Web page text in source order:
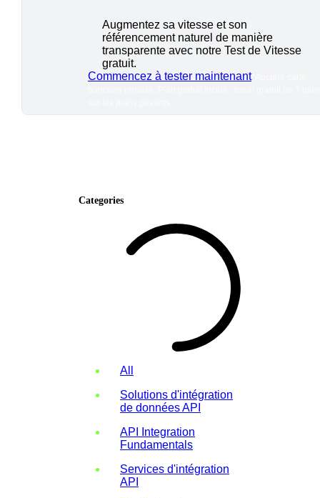
Augmentez sa vitesse et son
référencement naturel de manière
transparente avec notre Test de Vitesse
gratuit.
Commencez à tester maintenant*Aucune carte
Categories
All
Solutions d'intégration
de données API
API Integration
Fundamentals
Services d'intégration
API